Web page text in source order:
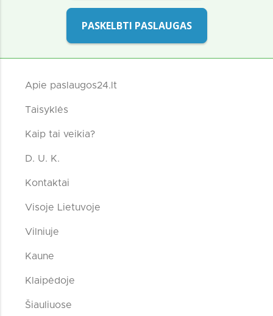
PASKELBTI PASLAUGAS
Apie paslaugos24.lt
Taisyklės
Kaip tai veikia?
D. U. K.
Kontaktai
Visoje Lietuvoje
Vilniuje
Kaune
Klaipėdoje
Šiauliuose